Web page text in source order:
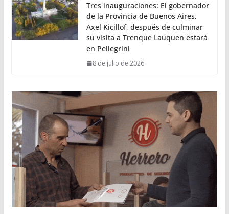
Tres inauguraciones: El gobernador
de la Provincia de Buenos Aires,
Axel Kicillof, después de culminar
su visita a Trenque Lauquen estará
en Pellegrini
8 de julio de 2026